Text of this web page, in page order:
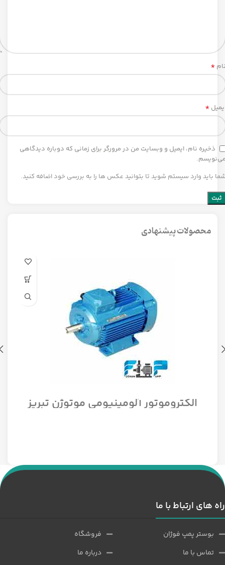
*
*
ذخیره نام، ایمیل و وبسایت من در مرورگر برای زمانی که دوباره دیدگاهی
باید وارد سیستم شوید تا بتوانید عکس ها را به بررسی خود اضافه کنید.
محصولات پیشنهادی
الکتروموتور آلومینیومی موتوژن تبریز
سه فاز مدل 1/12 اسب 1500 دور
راه های ارتباط با ما
بوستر پمپ فوژان
تماس با ما
فروشگاه
درباره ما